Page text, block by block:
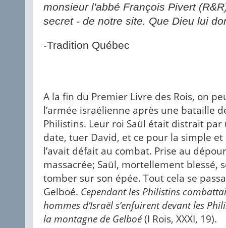
monsieur l'abbé François Pivert
secret - de notre site. Que Dieu lui
-Tradition Québec
A la fin du Premier Livre des Rois, on
l’armée israélienne après une bataille
Philistins. Leur roi Saül était distrait par
date, tuer David, et ce pour la simple
l’avait défait au combat. Prise au
massacrée; Saül, mortellement blessé,
tomber sur son épée. Tout cela se
Gelboé. Cependant les Philistins
hommes d’Israël s’enfuirent devant les
la montagne de Gelboé(I Rois, XXXI, 19).